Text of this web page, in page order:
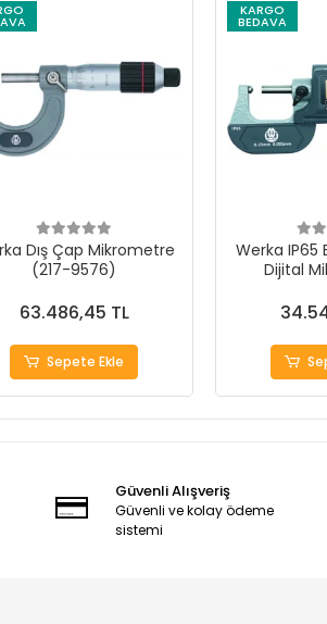
Dış Çap Mikrometre
(217-9576)
63.486,45 TL
Sepete Ekle
KARGO
BEDAVA
Werka IP65
Dijital
Güvenli Alışveriş
Güvenli ve kolay ödeme
sistemi